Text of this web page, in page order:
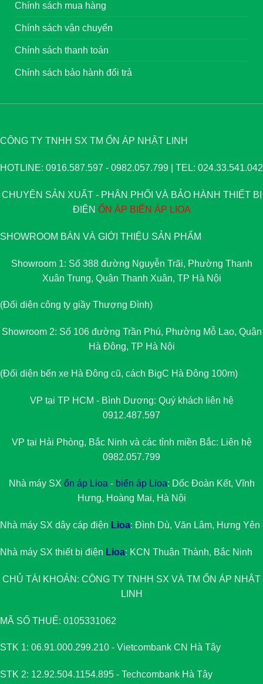
Chính sách mua hàng
Chính sách vận chuyển
Chính sách thanh toán
Chính sách bảo hành đổi trả
CÔNG TY TNHH SX TM ỔN ÁP NHẬT LINH
HOTLINE: 0916.587.597 - 0982.057.799 | TEL: 024.33.541.042
CHUYÊN SẢN XUẤT - PHÂN PHỐI VÀ BẢO HÀNH THIẾT BỊ
ĐIỆN ỔN ÁP BIẾN ÁP LIOA
SHOWROOM BÁN VÀ GIỚI THIỆU SẢN PHẨM
Showroom 1: Số 388 đường Nguyễn Trãi, Phường Thanh
Xuân Trung, Quận Thanh Xuân, TP Hà Nội
(Đối diện công ty giầy Thượng Đình)
Showroom 2: Số 106 đường Trần Phú, Phường Mỗ Lao, Quận
Hà Đông, TP Hà Nội
(Đối diện bến xe Hà Đông cũ, cách BigC Hà Đông 100m)
VP tại TP HCM - Bình Dương: Quý khách liên hệ
0912.487.597
VP tại Hải Phòng, Bắc Ninh và các tỉnh miền Bắc: Liên hệ
0982.057.799
Nhà máy SX ổn áp Lioa - biến áp Lioa: Dốc Đoàn Kết, Vĩnh
Hưng, Hoàng Mai, Hà Nội
Nhà máy SX dây cáp điện Lioa: Đình Dù, Văn Lâm, Hưng Yên
Nhà máy SX thiết bị điện Lioa: KCN Thuận Thành, Bắc Ninh
CHỦ TÀI KHOẢN: CÔNG TY TNHH SX VÀ TM ỔN ÁP NHẬT
LINH
MÃ SỐ THUẾ: 0105331062
STK 1: 06.91.000.299.210 - Vietcombank CN Hà Tây
STK 2: 12.92.504.1154.895 - Techcombank Hà Tây